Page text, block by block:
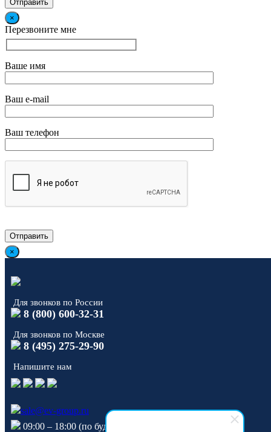
×
Перезвоните мне
Ваше имя
Ваш e-mail
Ваш телефон
×
Для звонков по России
8 (800) 600-32-31
Для звонков по Москве
8 (495) 275-29-90
Напишите нам
sale@ev-group.ru
09:00 – 18:00 (по будням)